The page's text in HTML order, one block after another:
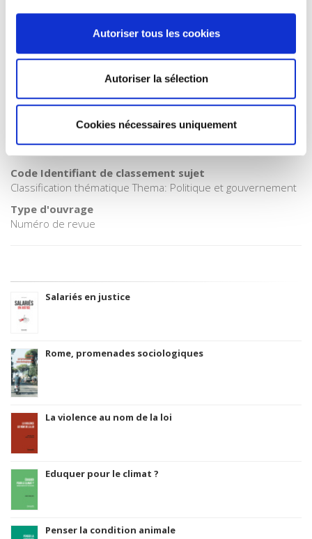
Autoriser tous les cookies
Autoriser la sélection
Cookies nécessaires uniquement
Code publique Onix
CLIL (Version 2013-2019 )
3283 SCIENCES POLITIQUES
Crédit
Code Identifiant de classement sujet
Classification thématique Thema: Politique et gouvernement
Type d'ouvrage
Numéro de revue
Salariés en justice
Rome, promenades sociologiques
La violence au nom de la loi
Eduquer pour le climat ?
Penser la condition animale